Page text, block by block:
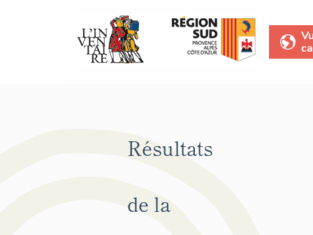
Résultats
de la